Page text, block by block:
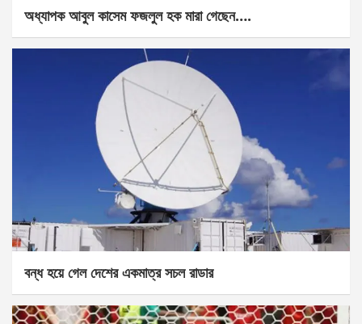
অধ্যাপক আবুল কাসেম ফজলুল হক মারা গেছেন….
বন্ধ হয়ে গেল দেশের একমাত্র সচল রাডার